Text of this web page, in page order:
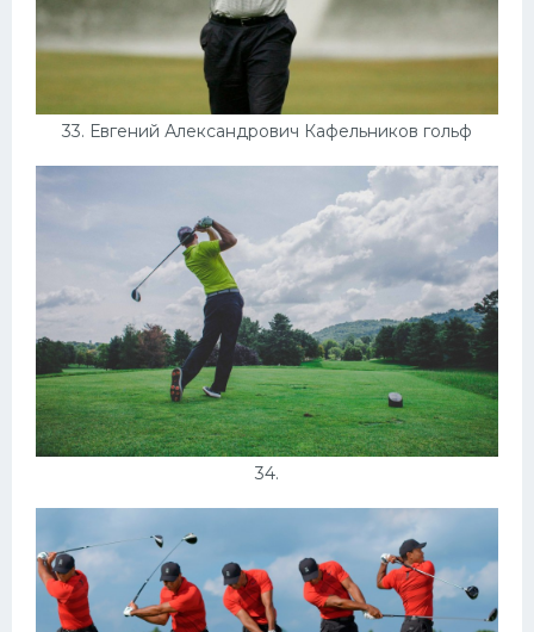
33. Евгений Александрович Кафельников гольф
34.